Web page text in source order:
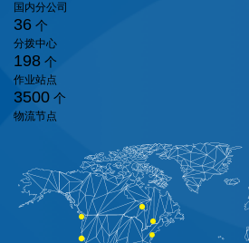
国内分公司
36 个
分拨中心
198 个
作业站点
3500 个
物流节点